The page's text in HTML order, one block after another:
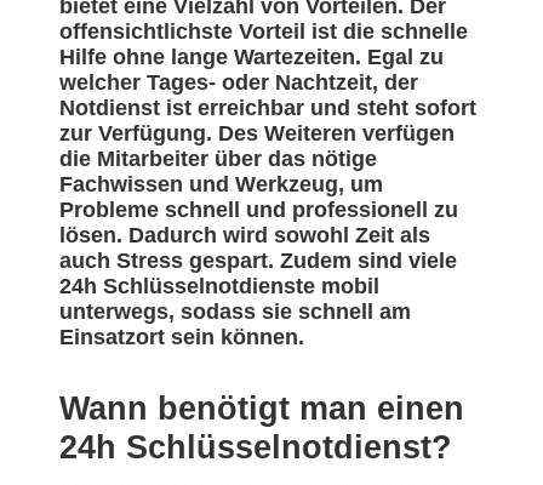
bietet eine Vielzahl von Vorteilen. Der
offensichtlichste Vorteil ist die schnelle
Hilfe ohne lange Wartezeiten. Egal zu
welcher Tages- oder Nachtzeit, der
Notdienst ist erreichbar und steht sofort
zur Verfügung. Des Weiteren verfügen
die Mitarbeiter über das nötige
Fachwissen und Werkzeug, um
Probleme schnell und professionell zu
lösen. Dadurch wird sowohl Zeit als
auch Stress gespart. Zudem sind viele
24h Schlüsselnotdienste mobil
unterwegs, sodass sie schnell am
Einsatzort sein können.
Wann benötigt man einen
24h Schlüsselnotdienst?